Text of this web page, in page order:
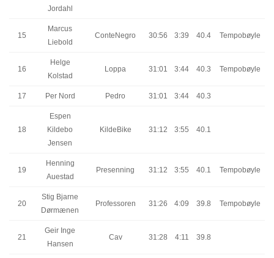
Jordahl
15
Marcus
Liebold
ConteNegro 30:56 3:39 40.4 Tempobøyle
16
Helge
Kolstad
Loppa 31:01 3:44 40.3 Tempobøyle
17 Per Nord Pedro 31:01 3:44 40.3
18
Espen
Kildebo
Jensen
KildeBike 31:12 3:55 40.1
19
Henning
Auestad
Presenning 31:12 3:55 40.1 Tempobøyle
20
Stig Bjarne
Dørmænen
Professoren 31:26 4:09 39.8 Tempobøyle
21
Geir Inge
Hansen
Cav 31:28 4:11 39.8